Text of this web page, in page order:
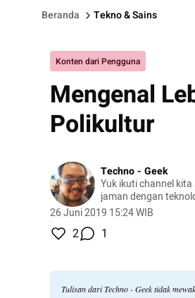
Beranda Tekno & Sains
Konten dari Pengguna
Mengenal
Polikultur
Techno - Geek
Yuk ikuti channel
jaman dengan
26 Juni 2019 15:24 WIB
2 1
Tulisan dari Techno - Geek tidak